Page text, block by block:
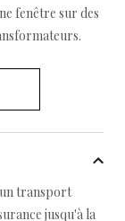
fenêtre sur des
transport
jusqu'à la